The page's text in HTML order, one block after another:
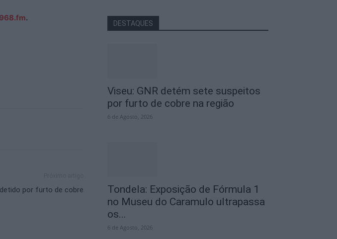
.
por furto de cobre
DESTAQUES
Viseu: GNR detém sete suspeitos
por furto de cobre na região
6 de Agosto, 2026
Tondela: Exposição de Fórmula 1
no Museu do Caramulo ultrapassa
os...
6 de Agosto, 2026